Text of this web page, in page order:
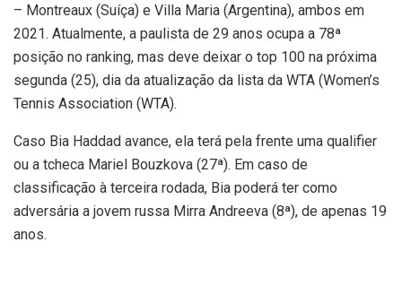
– Montreaux (Suíça) e Villa Maria (Argentina), ambos em
2021. Atualmente, a paulista de 29 anos ocupa a 78ª
posição no ranking, mas deve deixar o top 100 na próxima
segunda (25), dia da atualização da lista da WTA (Women’s
Tennis Association (WTA).
Caso Bia Haddad avance, ela terá pela frente uma qualifier
ou a tcheca Mariel Bouzkova (27ª). Em caso de
classificação à terceira rodada, Bia poderá ter como
adversária a jovem russa Mirra Andreeva (8ª), de apenas 19
anos.